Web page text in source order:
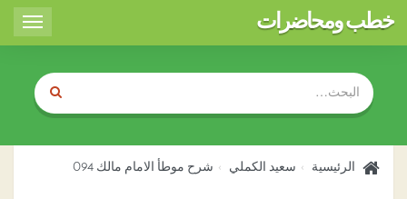
Toggle
خطب ومحاضرات
الرئيسية سعيد الكملي شرح موطأ الامام مالك 094